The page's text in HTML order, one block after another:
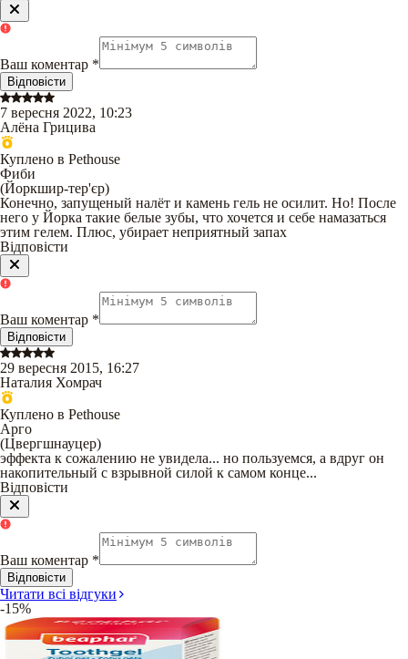
Ваш коментар *
Відповісти
7 вересня 2022, 10:23
Алёна Грицива
Куплено в Pethouse
Фиби
(Йоркшир-тер'єр)
Конечно, запущеный налёт и камень гель не осилит. Но! После
него у Йорка такие белые зубы, что хочется и себе намазаться
этим гелем. Плюс, убирает неприятный запах
Відповісти
Ваш коментар *
Відповісти
29 вересня 2015, 16:27
Наталия Хомрач
Куплено в Pethouse
Арго
(Цвергшнауцер)
эффекта к сожалению не увидела... но пользуемся, а вдруг он
накопительный с взрывной силой к самом конце...
Відповісти
Ваш коментар *
Відповісти
Читати всі відгуки
-15%